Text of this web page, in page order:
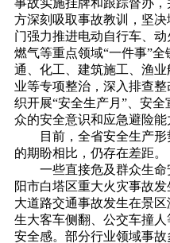
事故实施挂牌和跟踪督办
方深刻吸取事故教训，坚
门强力推进电动自行车、
燃气等重点领域“一件事”
通、化工、建筑施工、渔
业等专项整治，深入排查
织开展“安全生产月”、安
众的安全意识和应急避险能
目前，全省安全生产形
的期盼相比，仍存在差距。
一些直接危及群众生命
阳市白塔区重大火灾事故
大道路交通事故发生在景
生大客车侧翻、公交车撞
安全感。部分行业领域事